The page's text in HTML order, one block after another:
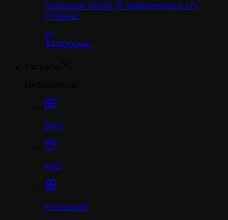
Реальные 4G/5G IP операторов в 17+
странах.
от
$4.00/день
Блог
FAQ
Глоссарий